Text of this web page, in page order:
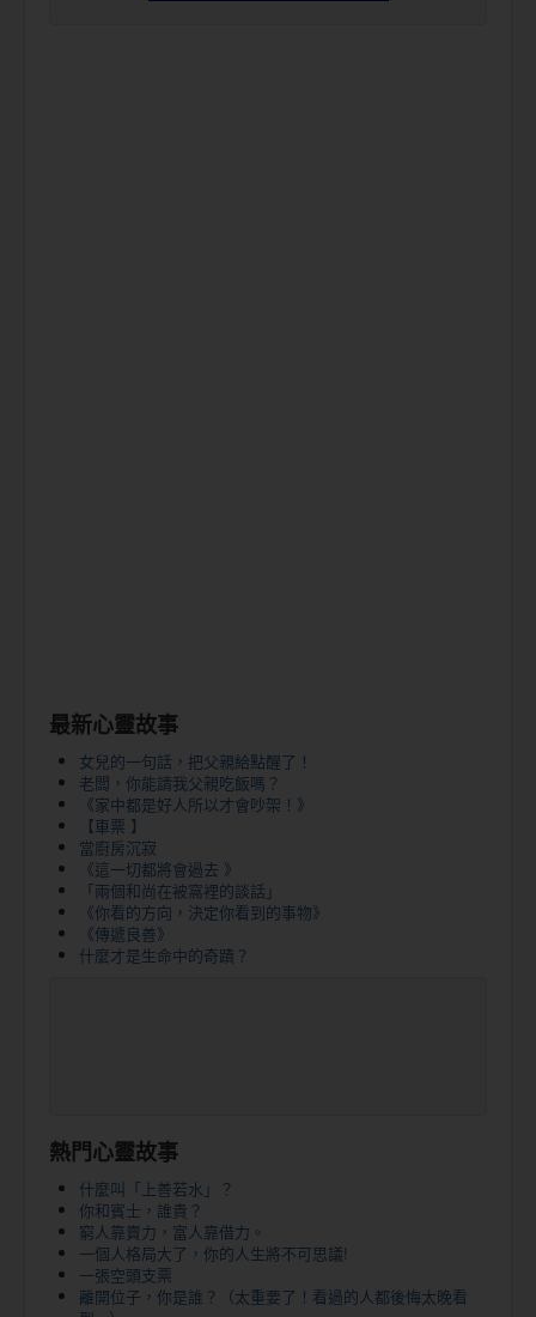
最新心靈故事
女兒的一句話，把父親給點醒了！
老闆，你能請我父親吃飯嗎？
《家中都是好人所以才會吵架！》
【車票 】
當廚房沉寂
《這一切都將會過去 》
「兩個和尚在被窩裡的談話」
《你看的方向，決定你看到的事物》
《傳遞良善》
什麼才是生命中的奇蹟？
熱門心靈故事
什麼叫「上善若水」？
你和賓士，誰貴？
窮人靠賣力，富人靠借力。
一個人格局大了，你的人生將不可思議!
一張空頭支票
離開位子，你是誰？（太重要了！看過的人都後悔太晚看